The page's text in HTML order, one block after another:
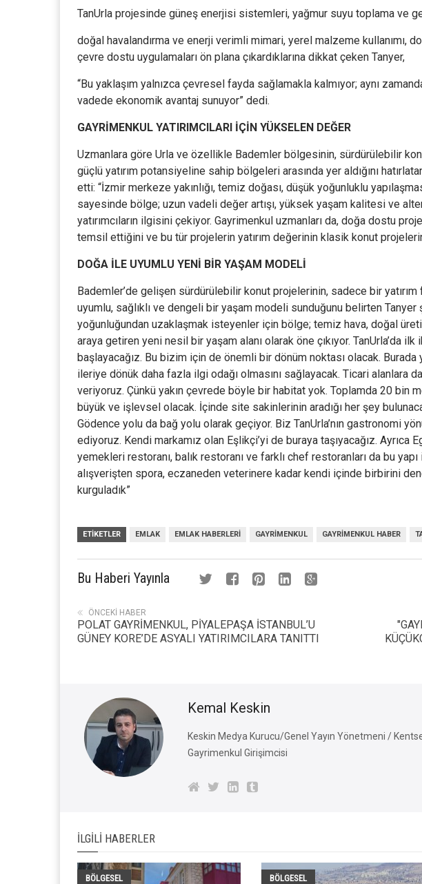
TanUrla projesinde güneş enerjisi sistemleri, yağmur suyu toplama ve
doğal havalandırma ve enerji verimli mimari, yerel malzeme kullanımı,
çevre dostu uygulamaları ön plana çıkardıklarına dikkat çeken Tanyer,
“Bu yaklaşım yalnızca çevresel fayda sağlamakla kalmıyor; aynı
vadede ekonomik avantaj sunuyor” dedi.
GAYRİMENKUL YATIRIMCILARI İÇİN YÜKSELEN DEĞER
Uzmanlara göre Urla ve özellikle Bademler bölgesinin, sürdürülebilir
güçlü yatırım potansiyeline sahip bölgeleri arasında yer aldığını
etti: “İzmir merkeze yakınlığı, temiz doğası, düşük yoğunluklu
sayesinde bölge; uzun vadeli değer artışı, yüksek yaşam kalitesi ve
yatırımcıların ilgisini çekiyor. Gayrimenkul uzmanları da, doğa dostu
temsil ettiğini ve bu tür projelerin yatırım değerinin klasik konut
DOĞA İLE UYUMLU YENİ BİR YAŞAM MODELİ
Bademler’de gelişen sürdürülebilir konut projelerinin, sadece bir yatırım
uyumlu, sağlıklı ve dengeli bir yaşam modeli sunduğunu belirten Tanyer
yoğunluğundan uzaklaşmak isteyenler için bölge; temiz hava, doğal
araya getiren yeni nesil bir yaşam alanı olarak öne çıkıyor. TanUrla’da
başlayacağız. Bu bizim için de önemli bir dönüm noktası olacak. Burada
ileriye dönük daha fazla ilgi odağı olmasını sağlayacak. Ticari alanlara
veriyoruz. Çünkü yakın çevrede böyle bir habitat yok. Toplamda 20 bin
büyük ve işlevsel olacak. İçinde site sakinlerinin aradığı her şey
Gödence yolu da bağ yolu olarak geçiyor. Biz TanUrla’nın gastronomi
ediyoruz. Kendi markamız olan Eşlikçi’yi de buraya taşıyacağız. Ayrıca
yemekleri restoranı, balık restoranı ve farklı chef restoranları da bu
alışverişten spora, eczaneden veterinere kadar kendi içinde birbirini
kurguladık”
ETIKETLER EMLAK EMLAK HABERLERI GAYRIMENKUL GAYRIMENKUL HABER
Bu Haberi Yayınla
ÖNCEKI HABER
POLAT GAYRİMENKUL, PİYALEPAŞA İSTANBUL’U
GÜNEY KORE’DE ASYALI YATIRIMCILARA TANITTI
Kemal Keskin
Keskin Medya Kurucu/Genel Yayın Yönetmeni /
Gayrimenkul Girişimcisi
İLGILI HABERLER
BÖLGESEL BÖLGESEL